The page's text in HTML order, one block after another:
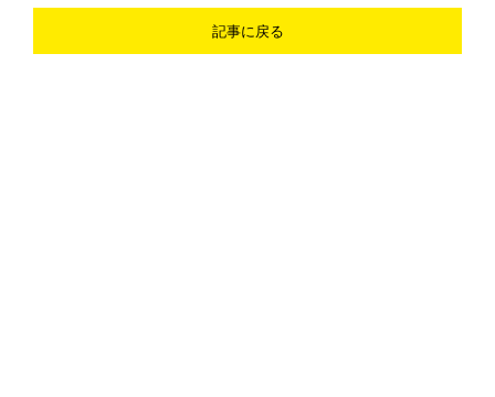
記事に戻る